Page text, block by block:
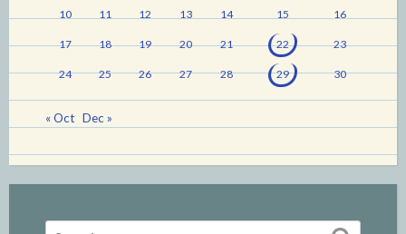
10 11 12 13 14 15 16
17 18 19 20 21 22 23
24 25 26 27 28 29 30
« Oct Dec »
Search